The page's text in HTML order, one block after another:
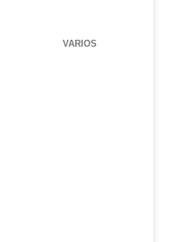
VARIOS